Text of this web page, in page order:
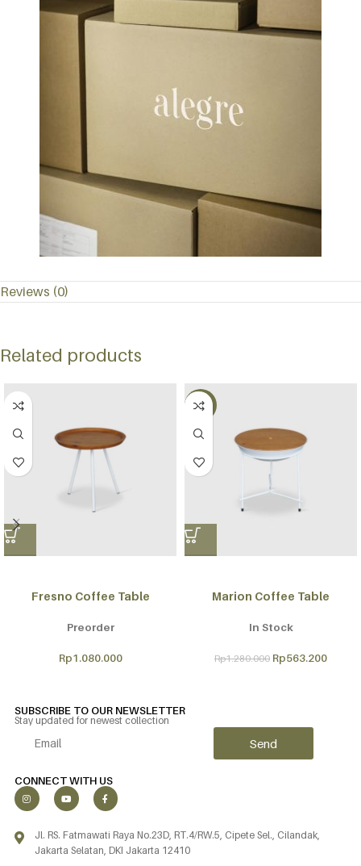
Reviews (0)
Related products
Fresno Coffee Table
Preorder
Rp1.080.000
-56%
Marion Coffee Table
In Stock
Rp1.280.000 Rp563.200
SUBSCRIBE TO OUR NEWSLETTER
Stay updated for newest collection
Send
CONNECT WITH US
Jl. RS. Fatmawati Raya No.23D, RT.4/RW.5, Cipete Sel., Cilandak,
Jakarta Selatan, DKI Jakarta 12410